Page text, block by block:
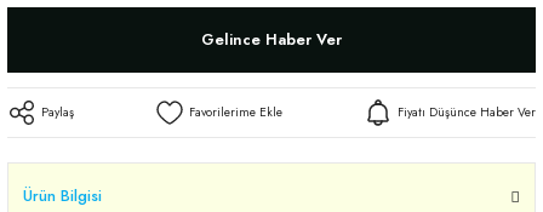
Gelince Haber Ver
Paylaş Fiyatı Düşünce Haber Ver
Ürün Bilgisi